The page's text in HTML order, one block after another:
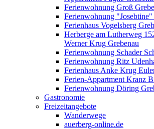
Ferienwohnung Groß
Ferienwohnung "Josebtine"
Ferienhaus Vogelsberg
Herberge am Lutherweg
Werner Krug Grebenau
Ferienwohnung Schader
Ferienwohnung Ritz
Ferienhaus Anke Krug
Ferien-Appartment Kranz
Ferienwohnung Döring
Gastronomie
Freizeitangebote
Wanderwege
auerberg-online.de